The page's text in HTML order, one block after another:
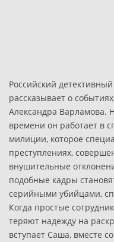
Российский
рассказывает о
Александра Варламова.
времени он работает в
милиции, которое
преступлениях,
внушительные
подобные кадры
серийными убийцами,
Когда простые
теряют надежду на
вступает Саша, вместе